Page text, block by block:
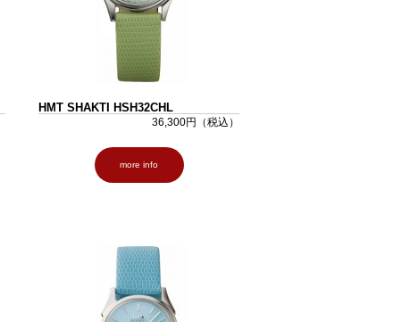
HMT SHAKTI HSH32CHL
36,300円（税込）
more info